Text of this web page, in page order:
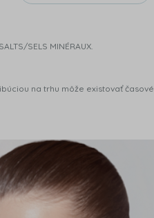
SELS MINÉRAUX.
na trhu môže existovať časové